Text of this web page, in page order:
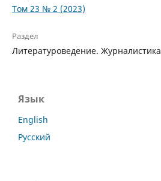
Том 23 № 2 (2023)
Раздел
Литературоведение. Журналистика
Язык
English
Русский